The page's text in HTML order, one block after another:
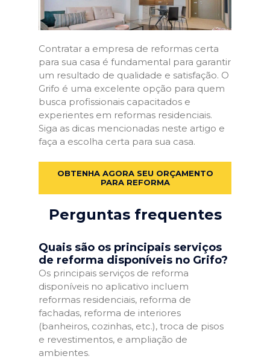
Contratar a empresa de reformas certa
para sua casa é fundamental para garantir
um resultado de qualidade e satisfação. O
Grifo é uma excelente opção para quem
busca profissionais capacitados e
experientes em reformas residenciais.
Siga as dicas mencionadas neste artigo e
faça a escolha certa para sua casa.
OBTENHA AGORA SEU ORÇAMENTO
PARA REFORMA
Perguntas frequentes
Quais são os principais serviços
de reforma disponíveis no Grifo?
Os principais serviços de reforma
disponíveis no aplicativo incluem
reformas residenciais, reforma de
fachadas, reforma de interiores
(banheiros, cozinhas, etc.), troca de pisos
e revestimentos, e ampliação de
ambientes.